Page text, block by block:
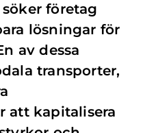
företag
lösningar för
av dessa
transporter,
att kapitalisera